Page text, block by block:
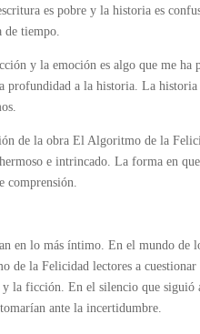
es pobre y la historia es
de tiempo.
y la emoción es algo que me ha
profundidad a la historia. La historia
de la obra El Algoritmo de la
e intrincado. La forma en
comprensión.
en lo más íntimo. En el mundo de
de la Felicidad lectores a cuestionar
y la ficción. En el silencio que siguió
ante la incertidumbre.